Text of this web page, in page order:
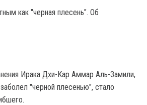
как "черная плесень". Об
Ирака Дхи-Кар Аммар Аль-Замили,
"черной плесенью", стало